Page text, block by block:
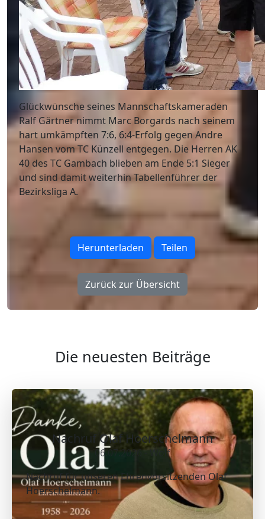
Glückwünsche seines Mannschaftskameraden
Ralf Gärtner nimmt Marc Borgards nach seinem
hart umkämpften 7:6, 6:4-Erfolg gegen Andre
Hansen vom TC Künzell entgegen. Die Herren AK
40 des TC Gambach blieben am Ende 5:1 Sieger
und sind damit weiterhin Tabellenführer der
Bezirksliga A.
Herunterladen Teilen
Zurück zur Übersicht
Die neuesten Beiträge
Nachruf Olaf Hoerschelmann
06.07.2026 - Wolf
Nachruf für unseren Ehrenvorsitzenden Olaf
Hoerschelmann.